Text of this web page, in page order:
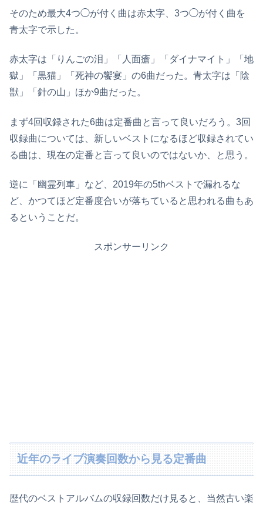
そのため最大4つ◯が付く曲は赤太字、3つ◯が付く曲を
青太字で示した。
赤太字は「りんごの泪」「人面瘡」「ダイナマイト」「地
獄」「黒猫」「死神の饗宴」の6曲だった。青太字は「陰
獣」「針の山」ほか9曲だった。
まず4回収録された6曲は定番曲と言って良いだろう。3回
収録曲については、新しいベストになるほど収録されてい
る曲は、現在の定番と言って良いのではないか、と思う。
逆に「幽霊列車」など、2019年の5thベストで漏れるな
ど、かつてほど定番度合いが落ちていると思われる曲もあ
るということだ。
スポンサーリンク
近年のライブ演奏回数から見る定番曲
歴代のベストアルバムの収録回数だけ見ると、当然古い楽